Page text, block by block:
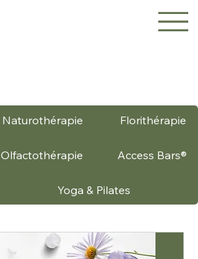
Naturothérapie Florithérapie
Olfactothérapie Access Bars®
Yoga & Pilates